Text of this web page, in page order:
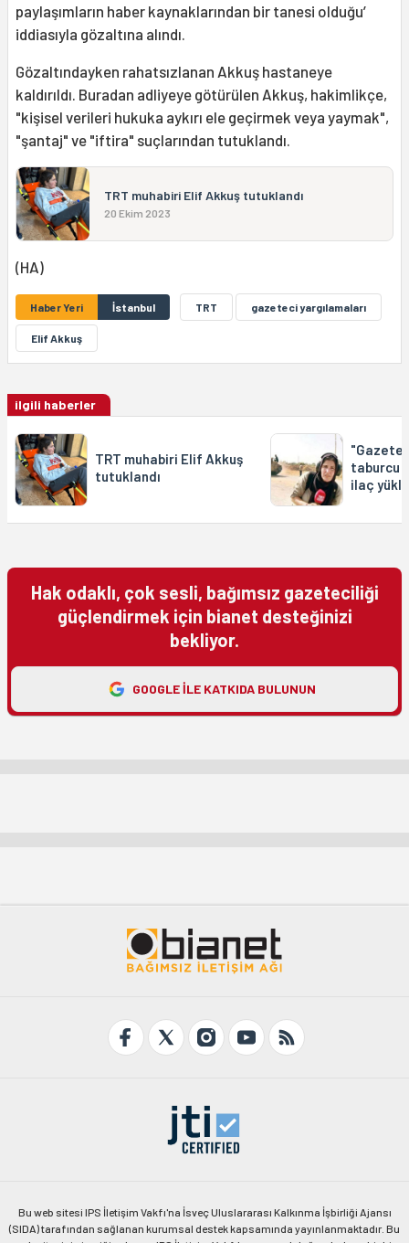
paylaşımların haber kaynaklarından bir tanesi olduğu’
iddiasıyla gözaltına alındı.
Gözaltındayken rahatsızlanan Akkuş hastaneye
kaldırıldı. Buradan adliyeye götürülen Akkuş, hakimlikçe,
"kişisel verileri hukuka aykırı ele geçirmek veya yaymak",
"şantaj" ve "iftira" suçlarından tutuklandı.
TRT muhabiri Elif Akkuş tutuklandı
20 Ekim 2023
(HA)
Haber Yeri İstanbul TRT gazeteci yargılamaları
Elif Akkuş
ilgili haberler
TRT muhabiri Elif Akkuş
tutuklandı
taburcu
ilaç
Hak odaklı, çok sesli, bağımsız gazeteciliği
güçlendirmek için bianet desteğinizi
bekliyor.
GOOGLE ILE KATKIDA BULUNUN
Bu web sitesi IPS İletişim Vakfı'na İsveç Uluslararası Kalkınma İşbirliği Ajansı
(SIDA) tarafından sağlanan kurumsal destek kapsamında yayınlanmaktadır. Bu